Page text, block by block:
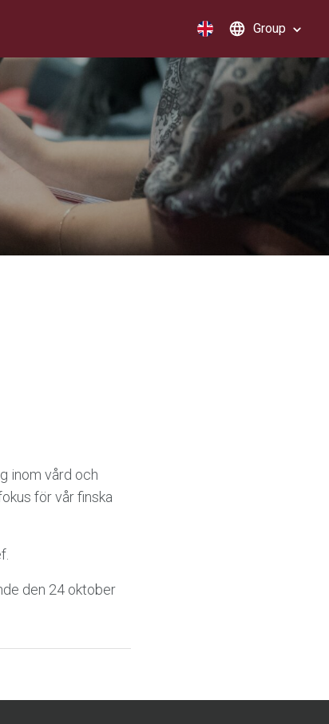
Group
inom vård och
för vår finska
den 24 oktober